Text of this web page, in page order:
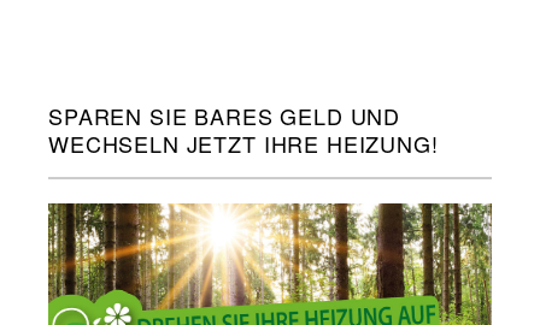
SPAREN SIE BARES GELD UND
WECHSELN JETZT IHRE HEIZUNG!